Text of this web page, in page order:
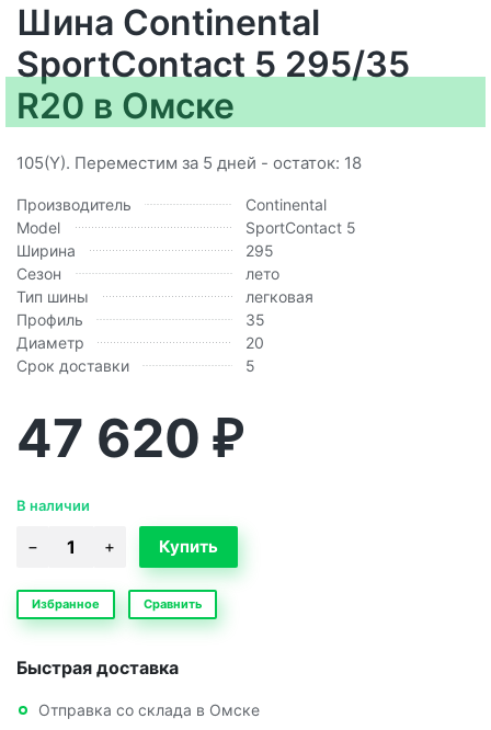
Шина Continental
SportContact 5 295/35
R20 в Омске
105(Y). Переместим за 5 дней - остаток: 18
Производитель
Continental
Model
SportContact 5
Ширина
295
Сезон
лето
Тип шины
легковая
Профиль
35
Диаметр
20
Срок доставки
5
47 620 ₽
В наличии
Избранное Сравнить
Быстрая доставка
Отправка со склада в Омске